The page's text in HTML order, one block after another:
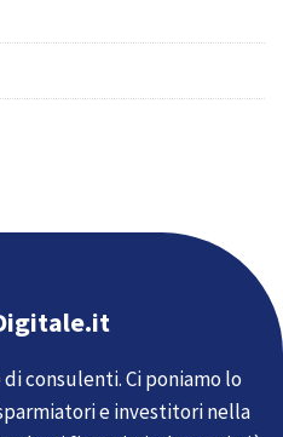
consulenti. Ci poniamo lo
e investitori nella